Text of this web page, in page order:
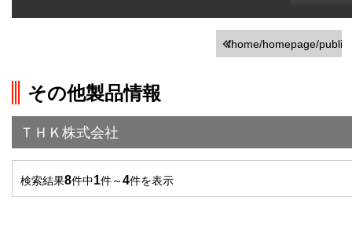
/home/homepage/
その他製品情報
ＴＨＫ株式会社
検索結果8件中1件～4件を表示